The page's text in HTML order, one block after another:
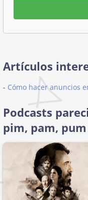
Artículos
- Cómo hacer anuncios
Podcasts
pim, pam, pum